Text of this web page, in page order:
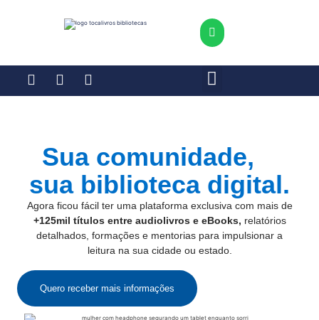
Sua comunidade,
sua biblioteca digital.
Agora ficou fácil ter uma plataforma exclusiva com mais de
+125mil títulos entre audiolivros e eBooks, relatórios
detalhados, formações e mentorias para impulsionar a
leitura na sua cidade ou estado.
Quero receber mais informações